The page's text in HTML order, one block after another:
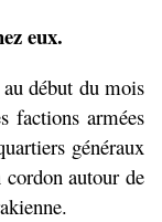
eux.
début du mois
factions armées
généraux
autour de